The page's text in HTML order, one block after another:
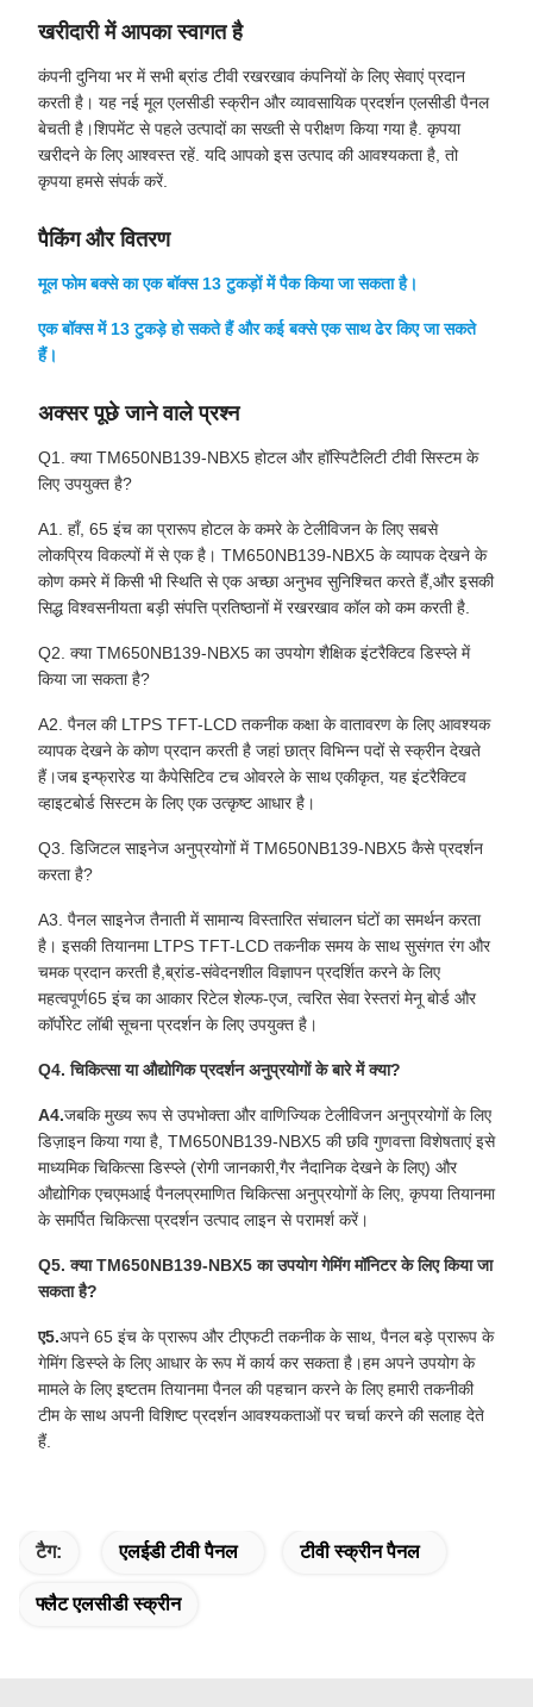
खरीदारी में आपका स्वागत है
कंपनी दुनिया भर में सभी ब्रांड टीवी रखरखाव कंपनियों के लिए सेवाएं प्रदान
करती है। यह नई मूल एलसीडी स्क्रीन और व्यावसायिक प्रदर्शन एलसीडी पैनल
बेचती है।शिपमेंट से पहले उत्पादों का सख्ती से परीक्षण किया गया है. कृपया
खरीदने के लिए आश्वस्त रहें. यदि आपको इस उत्पाद की आवश्यकता है, तो
कृपया हमसे संपर्क करें.
पैकिंग और वितरण
मूल फोम बक्से का एक बॉक्स 13 टुकड़ों में पैक किया जा सकता है।
एक बॉक्स में 13 टुकड़े हो सकते हैं और कई बक्से एक साथ ढेर किए जा सकते
हैं।
अक्सर पूछे जाने वाले प्रश्न
Q1. क्या TM650NB139-NBX5 होटल और हॉस्पिटैलिटी टीवी सिस्टम के
लिए उपयुक्त है?
A1. हाँ, 65 इंच का प्रारूप होटल के कमरे के टेलीविजन के लिए सबसे
लोकप्रिय विकल्पों में से एक है। TM650NB139-NBX5 के व्यापक देखने के
कोण कमरे में किसी भी स्थिति से एक अच्छा अनुभव सुनिश्चित करते हैं,और इसकी
सिद्ध विश्वसनीयता बड़ी संपत्ति प्रतिष्ठानों में रखरखाव कॉल को कम करती है.
Q2. क्या TM650NB139-NBX5 का उपयोग शैक्षिक इंटरैक्टिव डिस्प्ले में
किया जा सकता है?
A2. पैनल की LTPS TFT-LCD तकनीक कक्षा के वातावरण के लिए आवश्यक
व्यापक देखने के कोण प्रदान करती है जहां छात्र विभिन्न पदों से स्क्रीन देखते
हैं।जब इन्फ्रारेड या कैपेसिटिव टच ओवरले के साथ एकीकृत, यह इंटरैक्टिव
व्हाइटबोर्ड सिस्टम के लिए एक उत्कृष्ट आधार है।
Q3. डिजिटल साइनेज अनुप्रयोगों में TM650NB139-NBX5 कैसे प्रदर्शन
करता है?
A3. पैनल साइनेज तैनाती में सामान्य विस्तारित संचालन घंटों का समर्थन करता
है। इसकी तियानमा LTPS TFT-LCD तकनीक समय के साथ सुसंगत रंग और
चमक प्रदान करती है,ब्रांड-संवेदनशील विज्ञापन प्रदर्शित करने के लिए
महत्वपूर्ण65 इंच का आकार रिटेल शेल्फ-एज, त्वरित सेवा रेस्तरां मेनू बोर्ड और
कॉर्पोरेट लॉबी सूचना प्रदर्शन के लिए उपयुक्त है।
Q4. चिकित्सा या औद्योगिक प्रदर्शन अनुप्रयोगों के बारे में क्या?
A4.जबकि मुख्य रूप से उपभोक्ता और वाणिज्यिक टेलीविजन अनुप्रयोगों के लिए
डिज़ाइन किया गया है, TM650NB139-NBX5 की छवि गुणवत्ता विशेषताएं इसे
माध्यमिक चिकित्सा डिस्प्ले (रोगी जानकारी,गैर नैदानिक देखने के लिए) और
औद्योगिक एचएमआई पैनलप्रमाणित चिकित्सा अनुप्रयोगों के लिए, कृपया तियानमा
के समर्पित चिकित्सा प्रदर्शन उत्पाद लाइन से परामर्श करें।
Q5. क्या TM650NB139-NBX5 का उपयोग गेमिंग मॉनिटर के लिए किया जा
सकता है?
ए5.अपने 65 इंच के प्रारूप और टीएफटी तकनीक के साथ, पैनल बड़े प्रारूप के
गेमिंग डिस्प्ले के लिए आधार के रूप में कार्य कर सकता है।हम अपने उपयोग के
मामले के लिए इष्टतम तियानमा पैनल की पहचान करने के लिए हमारी तकनीकी
टीम के साथ अपनी विशिष्ट प्रदर्शन आवश्यकताओं पर चर्चा करने की सलाह देते
हैं.
टैग: एलईडी टीवी पैनल टीवी स्क्रीन पैनल
फ्लैट एलसीडी स्क्रीन